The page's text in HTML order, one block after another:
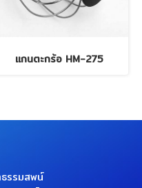
แกนตะกร้อ HM-275
รรมสพน์